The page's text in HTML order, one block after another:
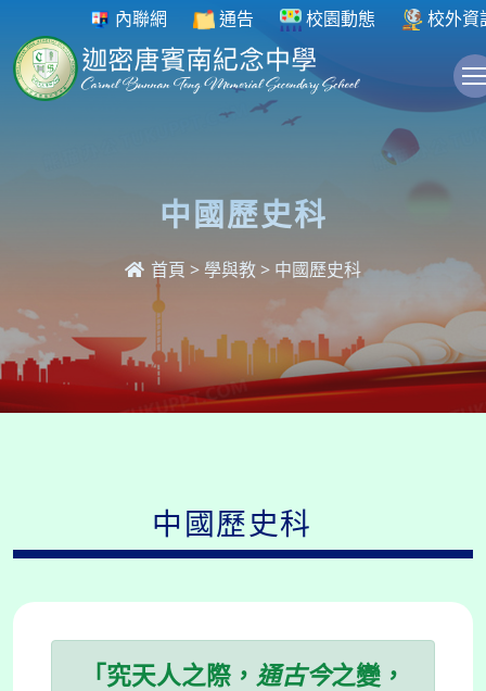
內聯網 通告 校園動態 校外資
中國歷史科
首頁 > 學與教> 中國歷史科
中國歷史科
「究天人之際， 通古今之變，